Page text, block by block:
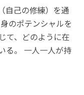
自己の修練）を通
のポテンシャルを
て、どのように在
る。 一人一人が持